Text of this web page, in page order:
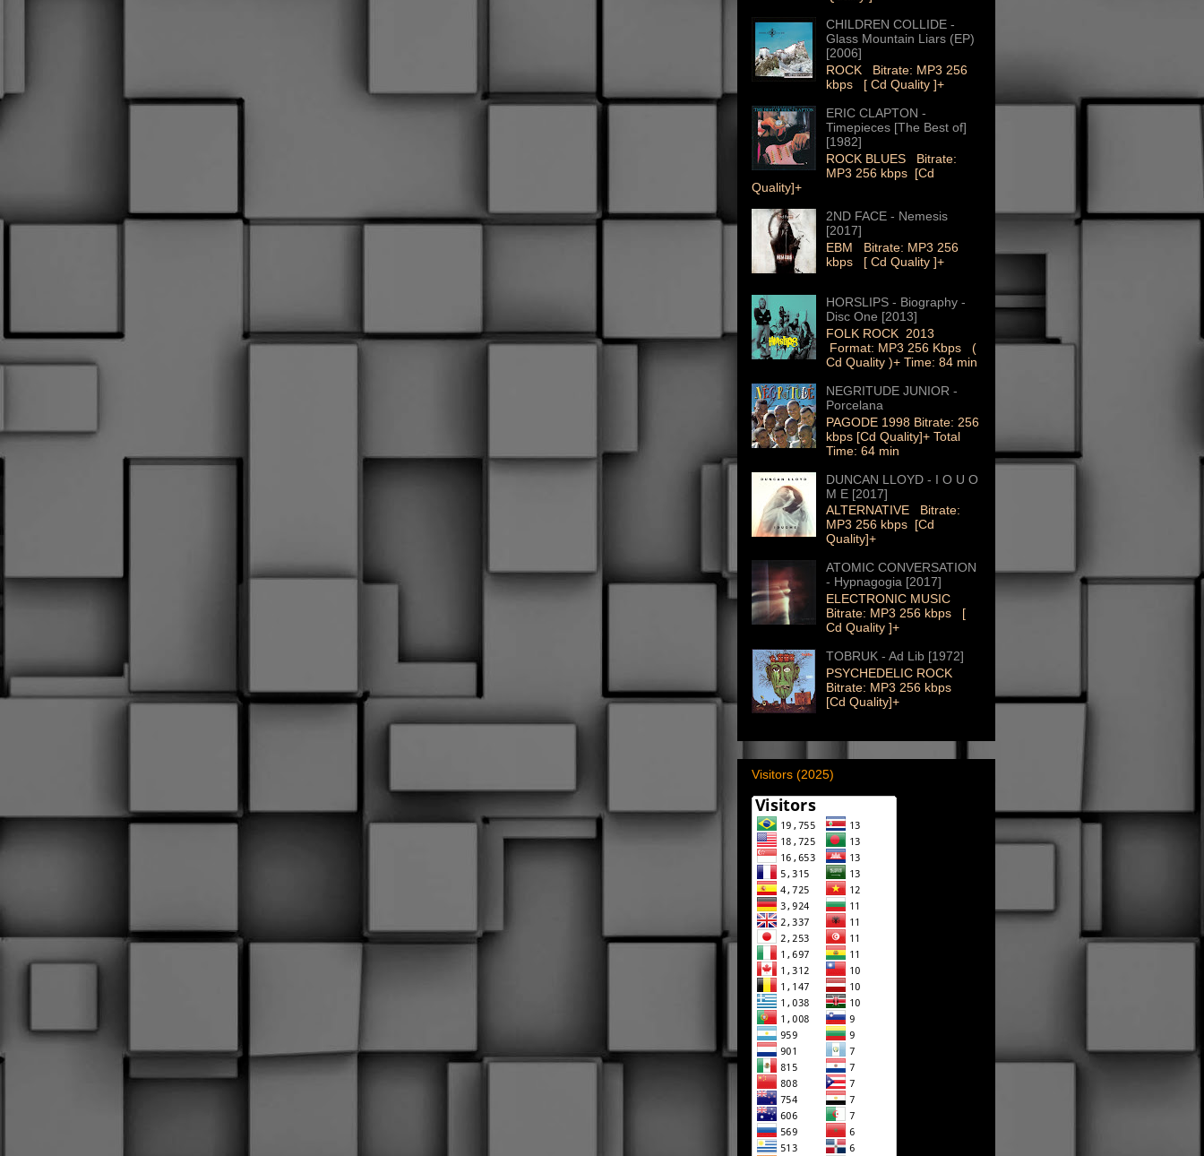
CHILDREN COLLIDE -
Glass Mountain Liars (EP)
[2006]
ROCK Bitrate: MP3 256
kbps [ Cd Quality ]+
ERIC CLAPTON -
Timepieces [The Best of]
[1982]
ROCK BLUES Bitrate:
MP3 256 kbps [Cd
Quality]+
2ND FACE - Nemesis
[2017]
EBM Bitrate: MP3 256
kbps [ Cd Quality ]+
HORSLIPS - Biography -
Disc One [2013]
FOLK ROCK 2013
Format: MP3 256 Kbps (
Cd Quality )+ Time: 84 min
NEGRITUDE JUNIOR -
Porcelana
PAGODE 1998 Bitrate: 256
kbps [Cd Quality]+ Total
Time: 64 min
DUNCAN LLOYD - I O U O
M E [2017]
ALTERNATIVE Bitrate:
MP3 256 kbps [Cd
Quality]+
ATOMIC CONVERSATION
- Hypnagogia [2017]
ELECTRONIC MUSIC
Bitrate: MP3 256 kbps [
Cd Quality ]+
TOBRUK - Ad Lib [1972]
PSYCHEDELIC ROCK
Bitrate: MP3 256 kbps
[Cd Quality]+
Visitors (2025)